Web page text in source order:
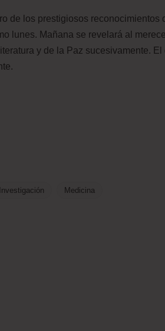
de los prestigiosos reconocimientos
lunes. Mañana se revelará al
y de la Paz sucesivamente.
Investigación Medicina